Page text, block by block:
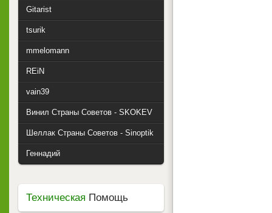
Gitarist
tsurik
mmelomann
REiN
vain39
Винил Страны Советов - SKOKEV
Шеллак Страны Советов - Sinoptik
Геннадий
Техническая Помощь